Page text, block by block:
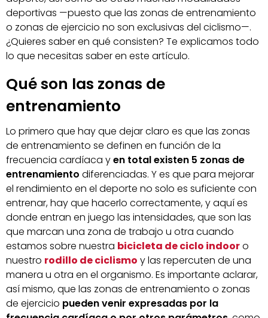
deportivas —puesto que las zonas de entrenamiento
o zonas de ejercicio no son exclusivas del ciclismo—.
¿Quieres saber en qué consisten? Te explicamos todo
lo que necesitas saber en este artículo.
Qué son las zonas de
entrenamiento
Lo primero que hay que dejar claro es que las zonas
de entrenamiento se definen en función de la
frecuencia cardíaca yen total existen 5 zonas de
entrenamiento diferenciadas. Y es que para mejorar
el rendimiento en el deporte no solo es suficiente con
entrenar, hay que hacerlo correctamente, y aquí es
donde entran en juego las intensidades, que son las
que marcan una zona de trabajo u otra cuando
estamos sobre nuestra bicicleta de ciclo indooro
nuestro rodillo de ciclismo y las repercuten de una
manera u otra en el organismo. Es importante aclarar,
así mismo, que las zonas de entrenamiento o zonas
de ejercicio pueden venir expresadas por la